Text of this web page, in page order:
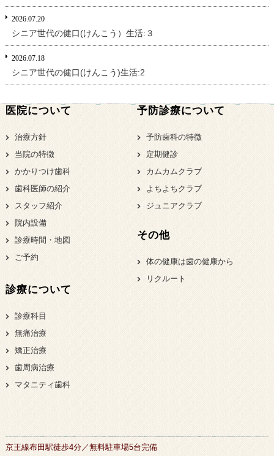
2026.07.20
シニア世代の健口(けんこう）生活:３
2026.07.18
シニア世代の健口(けんこう)生活:2
医院について
治療方針
当院の特徴
かかりつけ歯科
歯科医師の紹介
スタッフ紹介
院内設備
診療時間・地図
ご予約
診療について
診療科目
無痛治療
矯正治療
歯周病治療
マタニティ歯科
予防診療について
予防歯科の特徴
定期健診
カムカムクラブ
よちよちクラブ
ジュニアクラブ
その他
体の健康は歯の健康から
リクルート
京王線布田駅徒歩4分／無料駐車場5台完備